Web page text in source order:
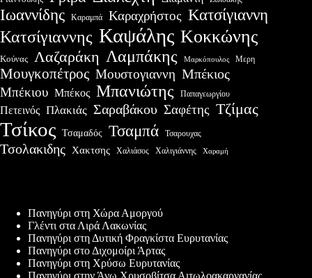
Ιωαννίδης Καραμπά Καραχρήστος Κατσίγιαννη
Κατσίγιαννης Καψάλης Κοκκώνης
Κούνας Λαζαράκη Λαμπάκης Μαρκόπουλος Μερη
Μουγκοπέτρος Μουστογιαννη Μπέκιος
Μπέκιου Μπέκος Μπανιώτης Παπαγεωργίου
Πετεινός Πλακιάς Σαραβάκου Σαφέτης Τζίμας
Τσίκος Τσαμαδός Τσαμπά Τσαρουχας
Τσολακιδης Χακτσης Χαλιάσος Χαλιγιάννης Χαραμή
Πανηγύρι στη Χώρα Αμοργού
Γλέντι στα Λιρά Λακωνίας
Πανηγύρι στη Δυτική Φραγκίστα Ευρυτανίας
Πανηγύρι στο Διχομοίρι Άρτας
Πανηγύρι στη Χρύσω Ευρυτανίας